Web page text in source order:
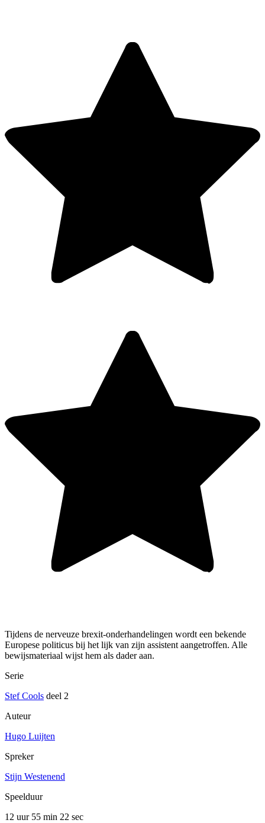
Tijdens de nerveuze brexit-onderhandelingen wordt een bekende
Europese politicus bij het lijk van zijn assistent aangetroffen. Alle
bewijsmateriaal wijst hem als dader aan.
Serie
Stef Cools deel 2
Auteur
Hugo Luijten
Spreker
Stijn Westenend
Speelduur
12 uur 55 min 22 sec